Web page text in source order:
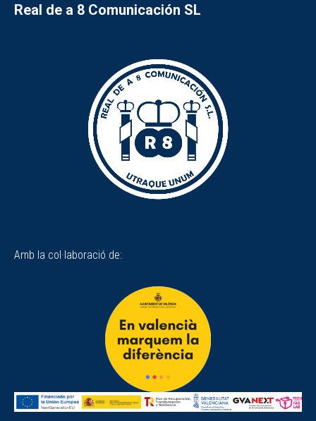
Real de a 8 Comunicación SL
Amb la col·laboració de: